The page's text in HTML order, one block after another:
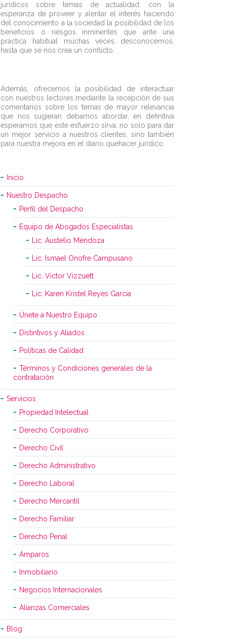
jurídicos sobre temas de actualidad, con la
esperanza de proveer y alentar el interés haciendo
del conocimiento a la sociedad la posibilidad de los
beneficios o riesgos inminentes que ante una
práctica habitual muchas veces desconocemos,
hasta que se nos crea un conflicto.
Además, ofrecemos la posibilidad de interactuar
con nuestros lectores mediante la recepción de sus
comentarios sobre los temas de mayor relevancia
que nos sugieran debamos abordar, en definitiva
esperamos que este esfuerzo sirva, no solo para dar
un mejor servicio a nuestros clientes, sino también
para nuestra mejora en el diario quehacer jurídico.
Inicio
Nuestro Despacho
Perfil del Despacho
Equipo de Abogados Especialistas
Lic. Austelio Mendoza
Lic. Ismael Onofre Campusano
Lic. Victor Vizzuett
Lic. Karen Kristel Reyes García
Únete a Nuestro Equipo
Distintivos y Aliados
Políticas de Calidad
Términos y Condiciones generales de la
contratación
Servicios
Propiedad Intelectual
Derecho Corporativo
Derecho Civil
Derecho Administrativo
Derecho Laboral
Derecho Mercantil
Derecho Familiar
Derecho Penal
Amparos
Inmobiliario
Negocios Internacionales
Alianzas Comerciales
Blog